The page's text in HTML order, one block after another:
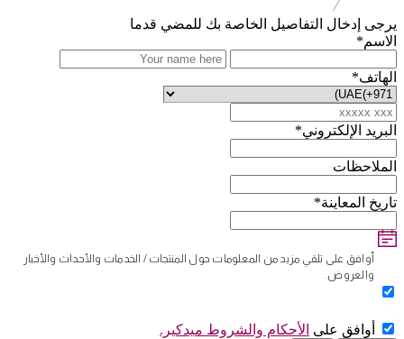
يرجى إدخال التفاصيل الخاصة بك للمضي قدما
الاسم*
الهاتف*
البريد الإلكتروني*
الملاحظات
تاريخ المعاينة*
أوافق على تلقي مزيد من المعلومات حول المنتجات / الخدمات والأحداث والأخبار
والعروض.
أوافق على الأحكام والشروط ميدكير.